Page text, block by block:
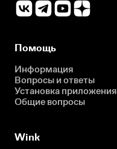
Помощь
Информация
Вопросы и ответы
Установка приложения
Общие вопросы
Wink